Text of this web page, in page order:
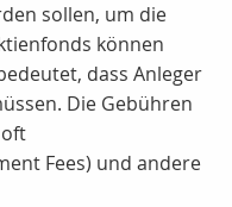
sollen, um die
können
dass Anleger
Die Gebühren
Fees) und andere